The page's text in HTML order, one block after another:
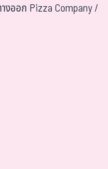
งออก Pizza Company /